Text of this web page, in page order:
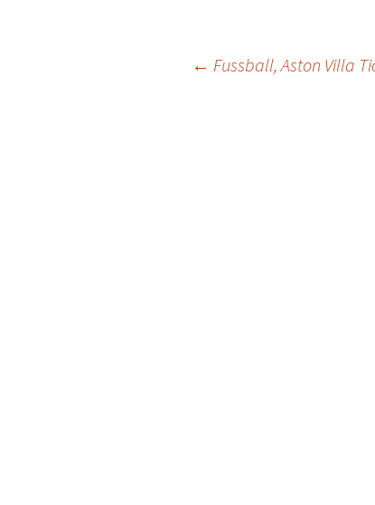
← Fussball, Aston Villa